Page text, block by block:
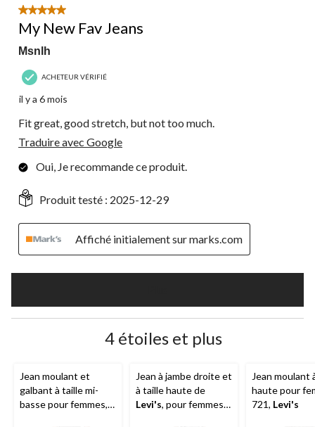
5 étoile(s) sur 5.
My New Fav Jeans
Msnlh
ACHETEUR VÉRIFIÉ
il y a 6 mois
Fit great, good stretch, but not too much.
Traduire avec Google
Oui, Je recommande ce produit.
Produit testé : 2025-12-29
Affiché initialement sur marks.com
4 étoiles et plus
Jean moulant et
galbant à taille mi-
basse pour femmes,
Jean à jambe droite et
à taille haute de
Levi's, pour femmes,
Jean moulant
haute pour
721, Levi's